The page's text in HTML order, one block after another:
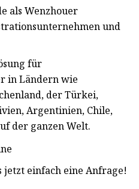
als Wenzhouer
und
für
in Ländern wie
der Türkei,
Argentinien, Chile,
der ganzen Welt.
jetzt einfach eine Anfrage!